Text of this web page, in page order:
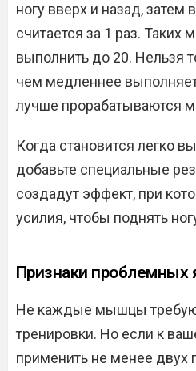
ногу вверх и назад, затем
считается за 1 раз. Таких
выполнить до 20. Нельзя
чем медленнее
лучше прорабатываются
Когда становится легко
добавьте специальные
создадут эффект, при
усилия, чтобы поднять
Признаки проблемных
Не каждые мышцы
тренировки. Но если к
применить не менее двух